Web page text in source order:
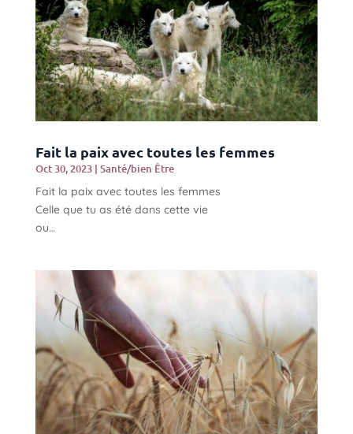
Fait la paix avec toutes les femmes
Oct 30, 2023| Santé/bien Être
Fait la paix avec toutes les femmes
Celle que tu as été dans cette vie
ou…